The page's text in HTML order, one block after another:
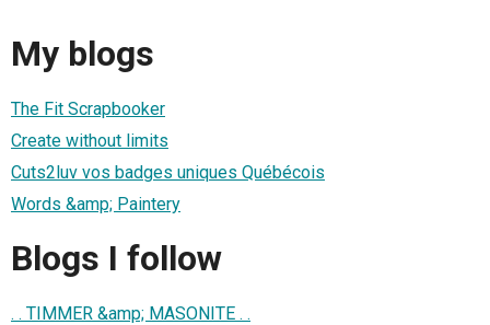
My blogs
The Fit Scrapbooker
Create without limits
Cuts2luv vos badges uniques Québécois
Words &amp; Paintery
Blogs I follow
. . TIMMER &amp; MASONITE . .